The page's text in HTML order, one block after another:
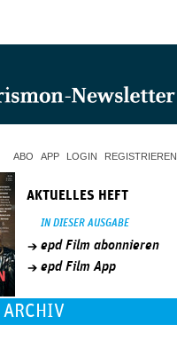
ABO APP LOGIN REGISTRIEREN
AKTUELLES HEFT
IN DIESER AUSGABE
epd Film abonnieren
epd Film App
ARCHIV